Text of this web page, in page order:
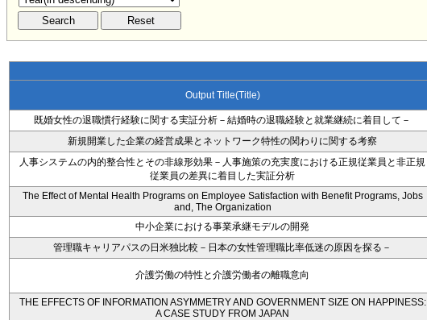
Output Title(Title)
既婚女性の退職慣行経験に関する実証分析－結婚時の退職経験と就業継続に着目して－
新規開業した企業の経営成果とネットワーク特性の関わりに関する考察
人事システムの内的整合性とその非線形効果－人事施策の充実度における正規従業員と非正規
従業員の差異に着目した実証分析
The Effect of Mental Health Programs on Employee Satisfaction with Benefit Programs, Jobs
and, The Organization
中小企業における事業承継モデルの開発
管理職キャリアパスの日米独比較－日本の女性管理職比率低迷の原因を探る－
介護労働の特性と介護労働者の離職意向
THE EFFECTS OF INFORMATION ASYMMETRY AND GOVERNMENT SIZE ON HAPPINESS:
A CASE STUDY FROM JAPAN